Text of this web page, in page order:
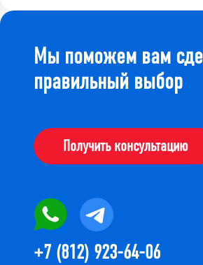
Мы поможем вам
правильный выбор
Получить консультацию
+7 (812) 923-64-06